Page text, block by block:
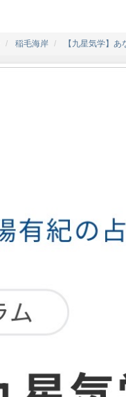
稲毛海岸 【九星気学】